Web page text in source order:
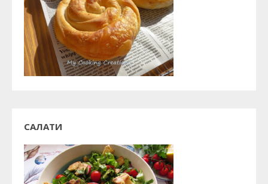
САЛАТИ